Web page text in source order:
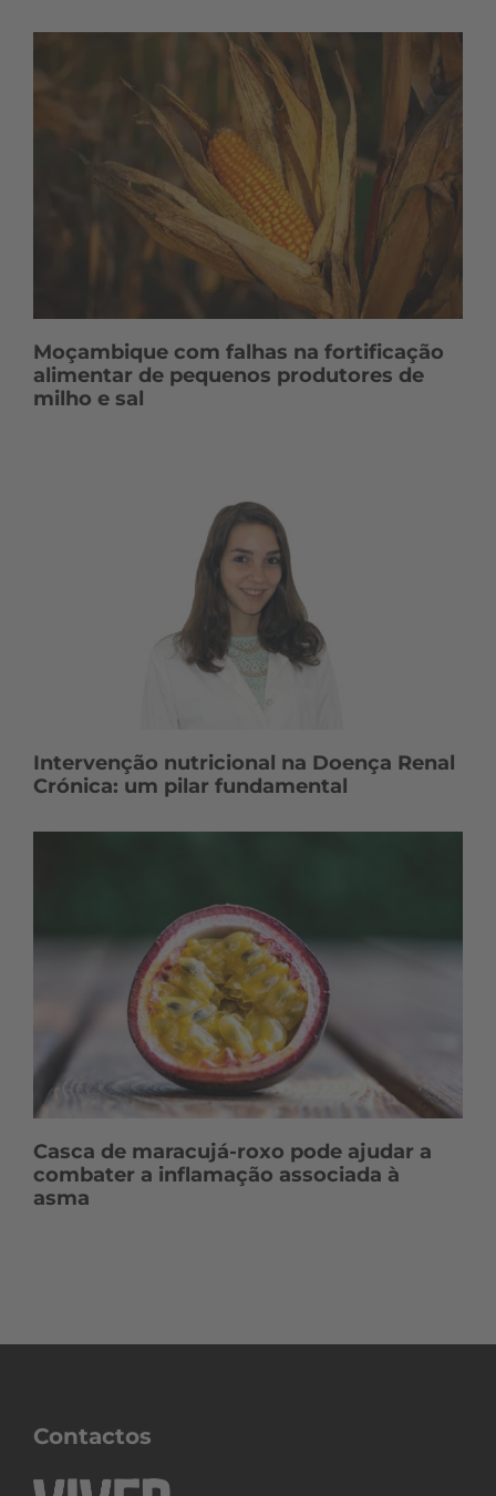
Moçambique com falhas na fortificação
alimentar de pequenos produtores de
milho e sal
Intervenção nutricional na Doença Renal
Crónica: um pilar fundamental
Casca de maracujá-roxo pode ajudar a
combater a inflamação associada à
asma
Contactos